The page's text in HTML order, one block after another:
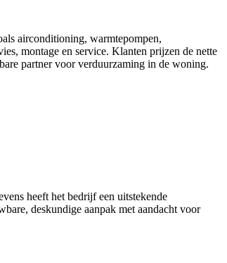
airconditioning, warmtepompen,
montage en service. Klanten prijzen de nette
partner voor verduurzaming in de woning.
heeft het bedrijf een uitstekende
deskundige aanpak met aandacht voor